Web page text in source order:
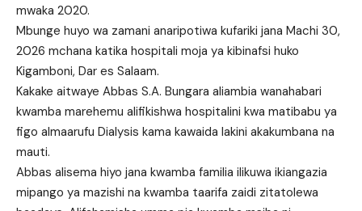
mwaka 2020.
Mbunge huyo wa zamani anaripotiwa kufariki jana Machi 30,
2026 mchana katika hospitali moja ya kibinafsi huko
Kigamboni, Dar es Salaam.
Kakake aitwaye Abbas S.A. Bungara aliambia wanahabari
kwamba marehemu alifikishwa hospitalini kwa matibabu ya
figo almaarufu Dialysis kama kawaida lakini akakumbana na
mauti.
Abbas alisema hiyo jana kwamba familia ilikuwa ikiangazia
mipango ya mazishi na kwamba taarifa zaidi zitatolewa